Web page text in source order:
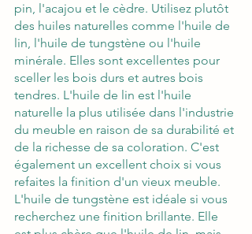
pin, l'acajou et le cèdre. Utilisez plutôt
des huiles naturelles comme l'huile de
lin, l'huile de tungstène ou l'huile
minérale. Elles sont excellentes pour
sceller les bois durs et autres bois
tendres. L'huile de lin est l'huile
naturelle la plus utilisée dans l'industrie
du meuble en raison de sa durabilité et
de la richesse de sa coloration. C'est
également un excellent choix si vous
refaites la finition d'un vieux meuble.
L'huile de tungstène est idéale si vous
recherchez une finition brillante. Elle